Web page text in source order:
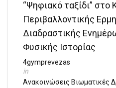
“Ψηφιακό ταξίδι” στο
Περιβαλλοντικής
Διαδραστικής
Φυσικής Ιστορίας
4gymprevezas
Ανακοινώσεις Βιωματικές